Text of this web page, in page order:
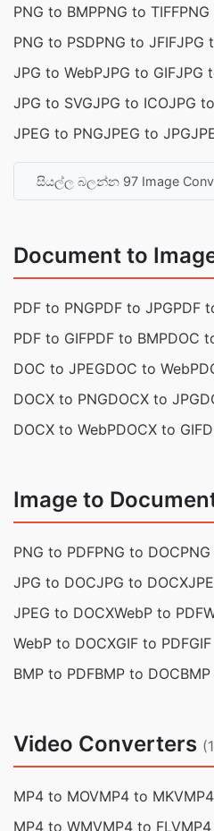
PNG to BMPPNG to TIFF
PNG to PSDPNG to JFIFJPG
JPG to WebPJPG to GIFJPG
JPG to SVGJPG to ICOJPG
JPEG to PNGJPEG to JPG
සියල්ල බලන්න 97 Image
Document to
PDF to PNGPDF to JPGPDF
PDF to GIFPDF to BMPDOC
DOC to JPEGDOC to WebP
DOCX to PNGDOCX to JPG
DOCX to WebPDOCX to GIF
Image to
PNG to PDFPNG to DOC
JPG to DOCJPG to DOCX
JPEG to DOCXWebP to PDF
WebP to DOCXGIF to PDF
BMP to PDFBMP to DOC
Video Converters
MP4 to MOVMP4 to MKV
MP4 to WMVMP4 to FLV